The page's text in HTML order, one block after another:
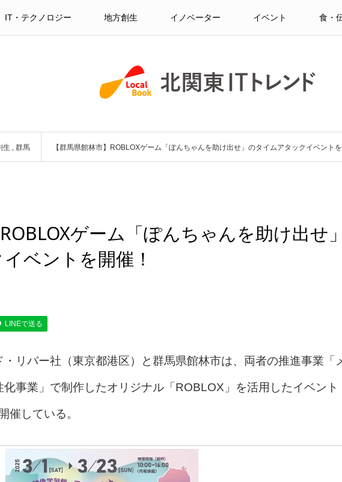
IT・テクノロジー 地方創生 イノベーター イベント 食・
生 , 群馬 【群馬県館林市】ROBLOXゲーム「ぽんちゃんを助け出せ」のタイムアタックイベント
ROBLOXゲーム「ぽんちゃんを助け出せ
ベントを開催！
LINEで送る
リバー社（東京都港区）と群馬県館林市は、両者の推進事業「
事業」で制作したオリジナル「ROBLOX」を活用したイベント
催している。